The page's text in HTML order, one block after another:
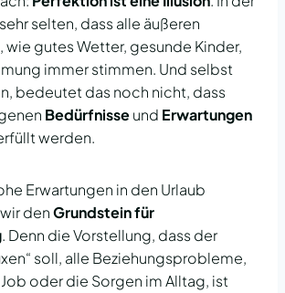
selten, dass alle äußeren
gutes Wetter, gesunde Kinder,
immer stimmen. Und selbst
bedeutet das noch nicht, dass
Bedürfnisseund Erwartungen
werden.
Sie sehen gerade einen
Platzhalterinhalt von
YouTube. Um auf den
eigentlichen Inhalt
zuzugreifen, klicken Sie
auf die Schaltfläche unten.
Drittanbieter
weitergegeben werden.
Mehr Informationen
Inhalt entsperren
Erwartungen in den Urlaub
denGrundstein für
. Denn die Vorstellung, dass der
soll, alle Beziehungsprobleme,
oder die Sorgen im Alltag, ist